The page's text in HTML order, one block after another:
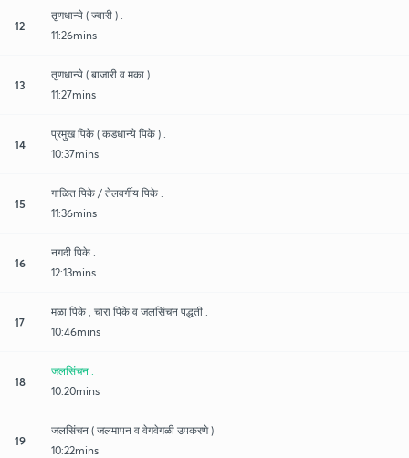
12
तृणधान्ये ( ज्वारी ) .
11:26mins
13
तृणधान्ये ( बाजारी व मका ) .
11:27mins
14
प्रमुख पिके ( कडधान्ये पिके ) .
10:37mins
15
गाळित पिके / तेलवर्गीय पिके .
11:36mins
16
नगदी पिके .
12:13mins
17
मळा पिके , चारा पिके व जलसिंचन पद्धती .
10:46mins
18
जलसिंचन .
10:20mins
19
जलसिंचन ( जलमापन व वेगवेगळी उपकरणे )
10:22mins